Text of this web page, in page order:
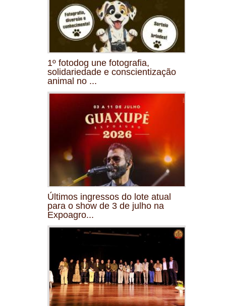
1º fotodog une fotografia,
solidariedade e conscientização
animal no ...
Últimos ingressos do lote atual
para o show de 3 de julho na
Expoagro...